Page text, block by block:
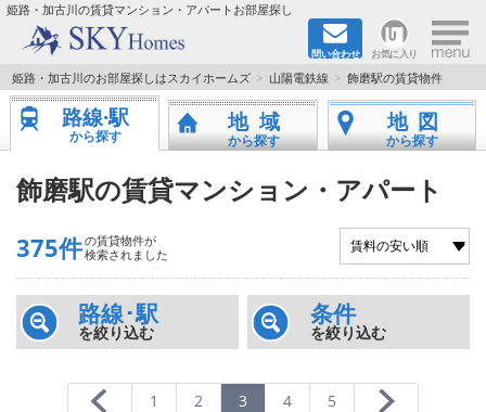
姫路・加古川の賃貸マンション・アパートお部屋探し
問い合わせ お気に入り ×
TOPページ
都市ガス·オール電化
☆新築物件☆
☆敷金＆礼金0円物件☆
☆ペット飼育可能物件☆
☆ネット無料☆
路線·駅から探す
姫路・加古川のお部屋探しはスカイホームズ 山陽電鉄線 飾磨駅の賃貸物件
路線·駅
から探す
地域
から探す
地図
から探す
飾磨駅の賃貸マンション・アパート
375件の賃貸物件が
検索されました
路線･駅
を絞り込む
条件
を絞り込む
1 2 3 4 5